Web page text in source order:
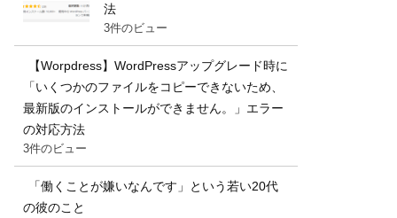
法
3件のビュー
【Worpdress】WordPressアップグレード時に
「いくつかのファイルをコピーできないため、
最新版のインストールができません。」エラー
の対応方法
3件のビュー
「働くことが嫌いなんです」という若い20代
の彼のこと